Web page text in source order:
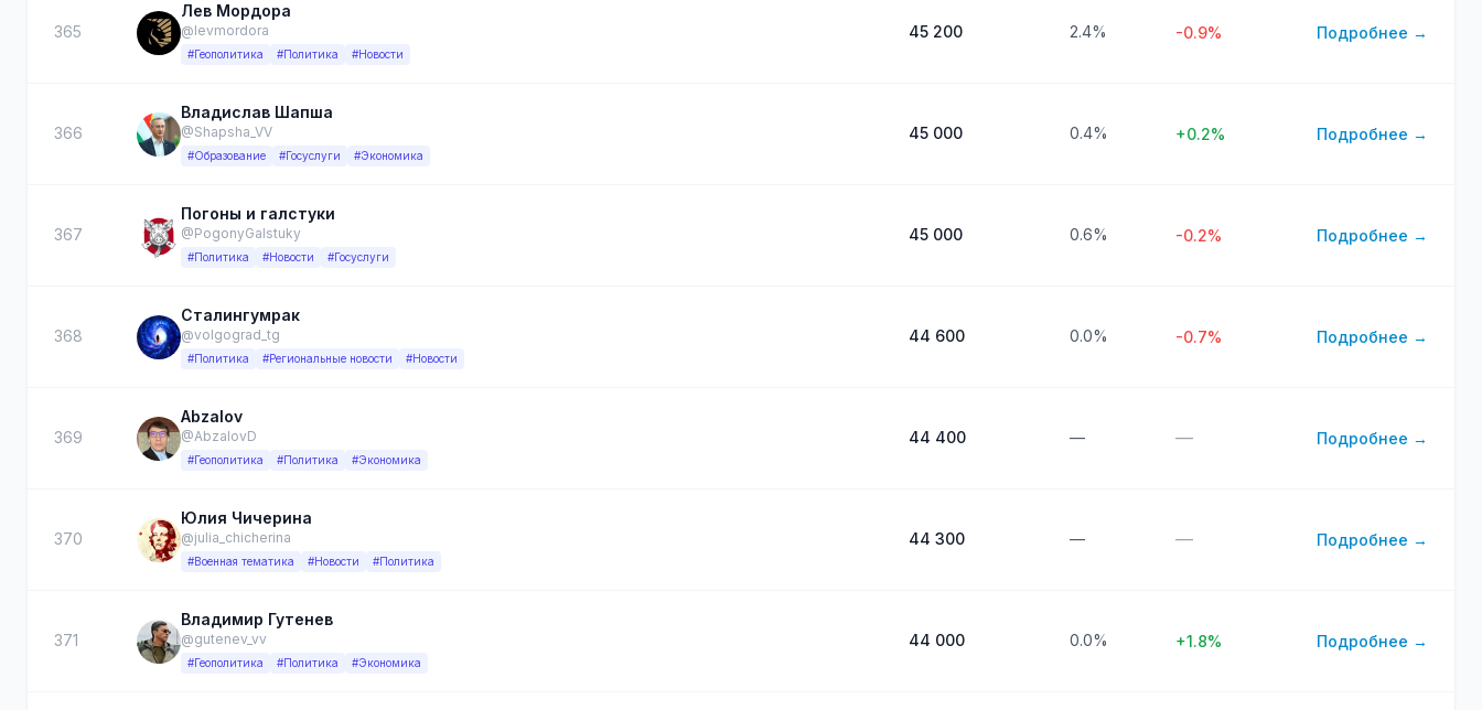
365
Лев Мордора
@levmordora
#Геополитика #Политика #Новости
45 200 2.4% -0.9% Подробнее →
366
Владислав Шапша
@Shapsha_VV
#Образование #Госуслуги #Экономика
45 000 0.4% +0.2% Подробнее →
367
Погоны и галстуки
@PogonyGalstuky
#Политика #Новости #Госуслуги
45 000 0.6% -0.2% Подробнее →
368
Сталингумрак
@volgograd_tg
#Политика #Региональные новости #Новости
44 600 0.0% -0.7% Подробнее →
369
Abzalov
@AbzalovD
#Геополитика #Политика #Экономика
44 400 — — Подробнее →
370
Юлия Чичерина
@julia_chicherina
#Военная тематика #Новости #Политика
44 300 — — Подробнее →
371
Владимир Гутенев
@gutenev_vv
#Геополитика #Политика #Экономика
44 000 0.0% +1.8% Подробнее →